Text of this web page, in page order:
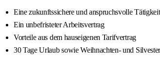
Eine zukunftssichere und anspruchsvolle
Ein unbefristeter Arbeitsvertrag
Vorteile aus dem hauseigenen Tarifvertrag
30 Tage Urlaub sowie Weihnachten- und